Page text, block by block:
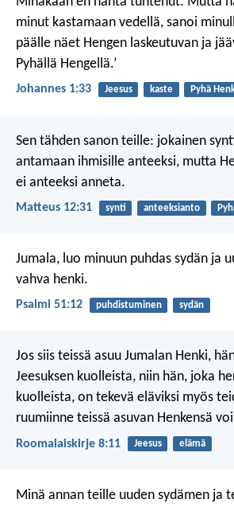
minut kastamaan vedellä, sanoi
päälle näet Hengen laskeutuvan ja
Pyhällä Hengellä.’
Johannes 1:33 Jeesus kaste Pyhä
Sen tähden sanon teille: jokainen
antamaan ihmisille anteeksi, mutta
ei anteeksi anneta.
Matteus 12:31 synti anteeksianto
Jumala, luo minuun puhdas sydän ja
vahva henki.
Psalmi 51:12 puhdistuminen sydän
Jos siis teissä asuu Jumalan Henki,
Jeesuksen kuolleista, niin hän, joka
kuolleista, on tekevä eläviksi myös
ruumiinne teissä asuvan Henkensä
Roomalaiskirje 8:11 Jeesus elämä
Minä annan teille uuden sydämen ja